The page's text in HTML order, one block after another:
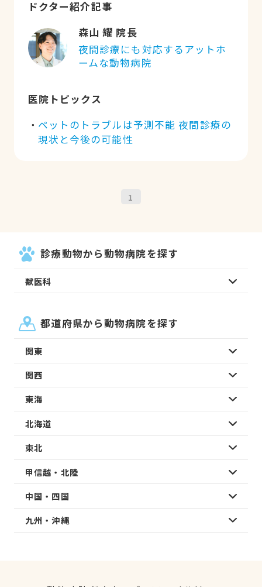
ドクター紹介記事
森山 耀 院長
夜間診療にも対応するアットホ
ームな動物病院
医院トピックス
ペットのトラブルは予測不能 夜間診療の
現状と今後の可能性
1
診療動物から動物病院を探す
獣医科
都道府県から動物病院を探す
関東
関西
東海
北海道
東北
甲信越・北陸
中国・四国
九州・沖縄